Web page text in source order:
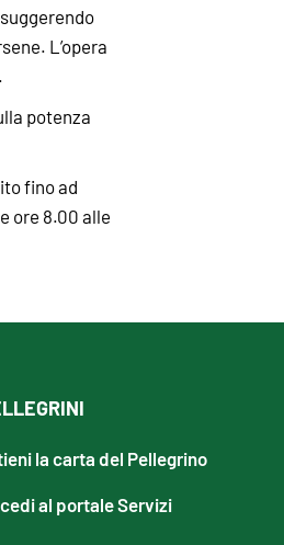
L’opera
potenza
fino ad
ore 8.00 alle
la carta del Pellegrino
al portale Servizi